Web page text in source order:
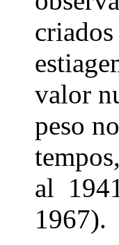
valor
peso
al
1967).